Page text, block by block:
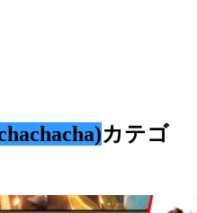
カテゴ